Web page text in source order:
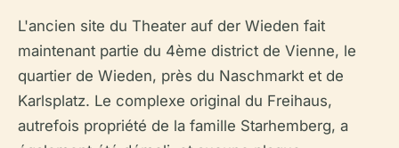
L'ancien site du Theater auf der Wieden fait
maintenant partie du 4ème district de Vienne, le
quartier de Wieden, près du Naschmarkt et de
Karlsplatz. Le complexe original du Freihaus,
autrefois propriété de la famille Starhemberg, a